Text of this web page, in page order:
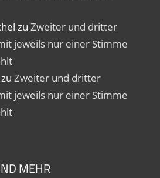
zu Zweiter und dritter
jeweils nur einer Stimme
zu Zweiter und dritter
jeweils nur einer Stimme
MEHR